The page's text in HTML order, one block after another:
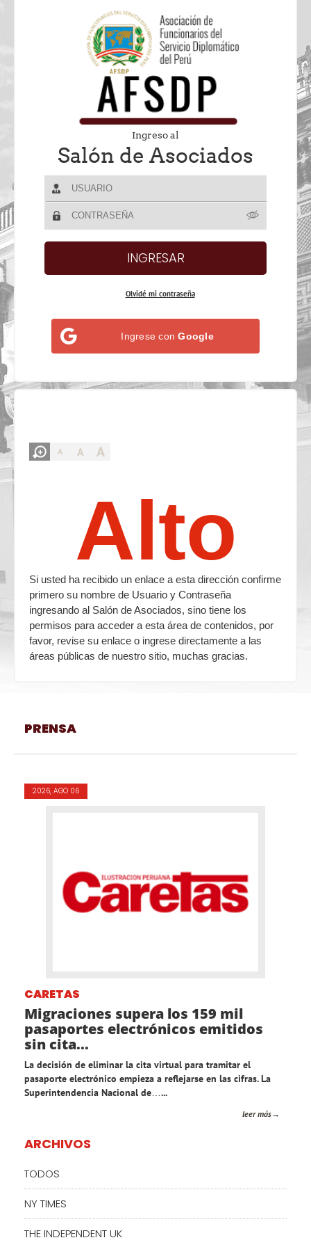
Ingreso al
Salón de Asociados
Olvidé mi contraseña
Ingrese conGoogle
A A A
Alto
Si usted ha recibido un enlace a esta dirección confirme
primero su nombre de Usuario y Contraseña
ingresando al Salón de Asociados, sino tiene los
permisos para acceder a esta área de contenidos, por
favor, revise su enlace o ingrese directamente a las
áreas públicas de nuestro sitio, muchas gracias.
PRENSA
2026, AGO 06
CARETAS
Migraciones supera los 159 mil
pasaportes electrónicos emitidos
sin cita...
La decisión de eliminar la cita virtual para tramitar el
pasaporte electrónico empieza a reflejarse en las cifras. La
Superintendencia Nacional de…...
leer más
ARCHIVOS
TODOS
NY TIMES
THE INDEPENDENT UK